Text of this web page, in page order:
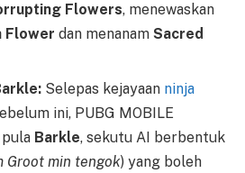
Flowers, menewaskan
Flower dan menanam Sacred
Selepas kejayaan ninja
ini, PUBG MOBILE
Barkle, sekutu AI berbentuk
Groot min tengok) yang boleh